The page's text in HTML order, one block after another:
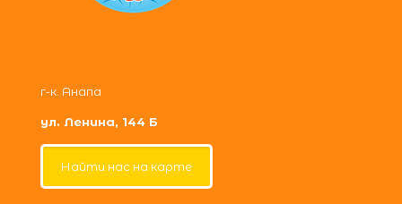
г-к. Анапа
ул. Ленина, 144 Б
Найти нас на карте